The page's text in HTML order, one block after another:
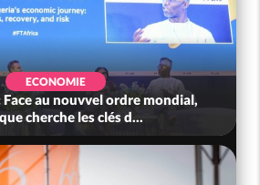
ECONOMIE
au nouvvel ordre mondial,
cherche les clés d...